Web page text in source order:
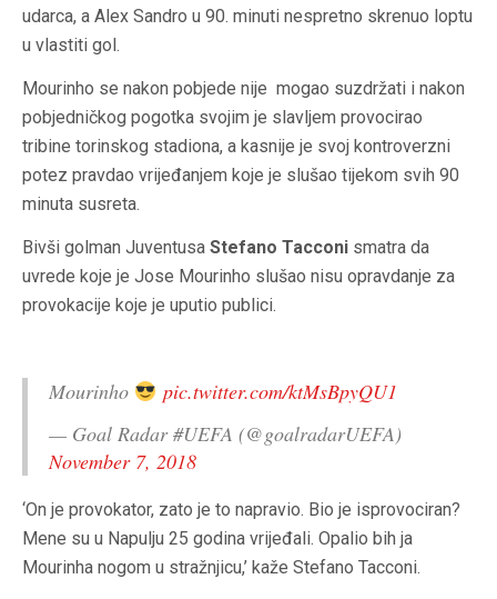
udarca, a Alex Sandro u 90. minuti nespretno skrenuo loptu
u vlastiti gol.
Mourinho se nakon pobjede nije mogao suzdržati i nakon
pobjedničkog pogotka svojim je slavljem provocirao
tribine torinskog stadiona, a kasnije je svoj kontroverzni
potez pravdao vrijeđanjem koje je slušao tijekom svih 90
minuta susreta.
Bivši golman Juventusa Stefano Tacconi smatra da
uvrede koje je Jose Mourinho slušao nisu opravdanje za
provokacije koje je uputio publici.
Mourinho
pic.twitter.com/ktMsBpyQU1
— Goal Radar #UEFA (@goalradarUEFA)
November 7, 2018
‘On je provokator, zato je to napravio. Bio je isprovociran?
Mene su u Napulju 25 godina vrijeđali. Opalio bih ja
Mourinha nogom u stražnjicu,’ kaže Stefano Tacconi.